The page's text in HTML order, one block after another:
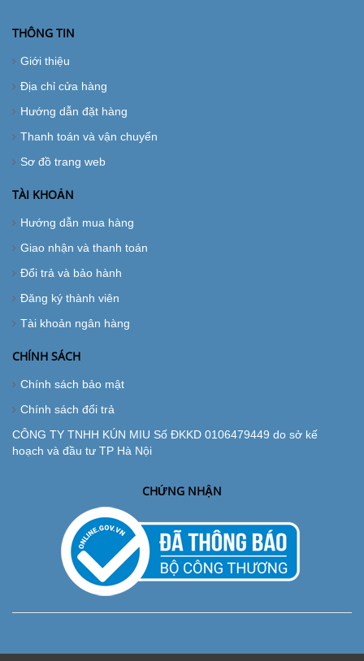
THÔNG TIN
Giới thiệu
Địa chỉ cửa hàng
Hướng dẫn đặt hàng
Thanh toán và vận chuyển
Sơ đồ trang web
TÀI KHOẢN
Hướng dẫn mua hàng
Giao nhận và thanh toán
Đổi trả và bảo hành
Đăng ký thành viên
Tài khoản ngân hàng
CHÍNH SÁCH
Chính sách bảo mật
Chính sách đổi trả
CÔNG TY TNHH KÚN MIU Số ĐKKD 0106479449 do sở kế
hoạch và đầu tư TP Hà Nội
CHỨNG NHẬN